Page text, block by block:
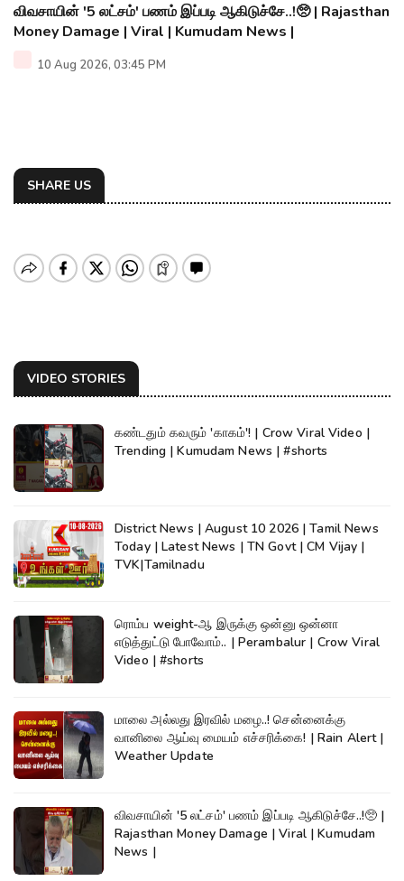
விவசாயின் '5 லட்சம்' பணம் இப்படி ஆகிடுச்சே..!🥺 | Rajasthan
Money Damage | Viral | Kumudam News |
10 Aug 2026, 03:45 PM
SHARE US
VIDEO STORIES
கண்டதும் கவரும் 'காகம்'! | Crow Viral Video |
Trending | Kumudam News | #shorts
District News | August 10 2026 | Tamil News
Today | Latest News | TN Govt | CM Vijay |
TVK|Tamilnadu
ரொம்ப weight-ஆ இருக்கு ஒன்னு ஒன்னா
எடுத்துட்டு போவோம்.. | Perambalur | Crow Viral
Video | #shorts
மாலை அல்லது இரவில் மழை..! சென்னைக்கு
வானிலை ஆய்வு மையம் எச்சரிக்கை! | Rain Alert |
Weather Update
விவசாயின் '5 லட்சம்' பணம் இப்படி ஆகிடுச்சே..!🥺 |
Rajasthan Money Damage | Viral | Kumudam
News |